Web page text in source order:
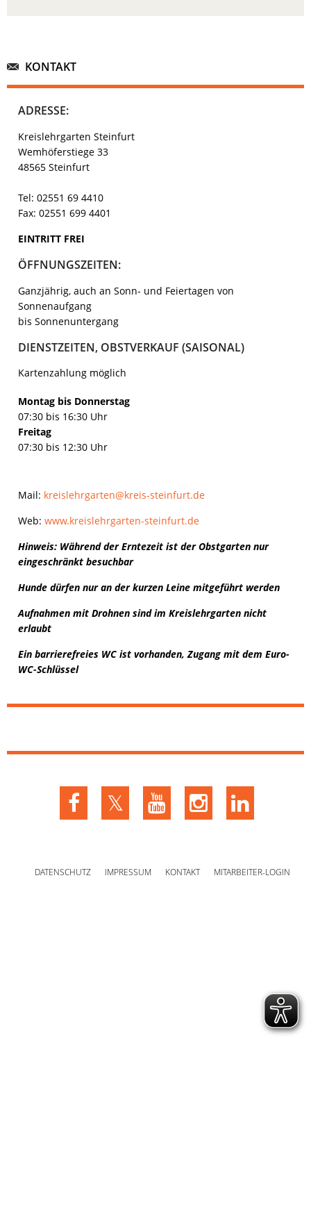
KONTAKT
ADRESSE:
Kreislehrgarten Steinfurt
Wemhöferstiege 33
48565 Steinfurt
Tel: 02551 69 4410
Fax: 02551 699 4401
EINTRITT FREI
ÖFFNUNGSZEITEN:
Ganzjährig, auch an Sonn- und Feiertagen von
Sonnenaufgang
bis Sonnenuntergang
DIENSTZEITEN, OBSTVERKAUF (SAISONAL)
Kartenzahlung möglich
Montag bis Donnerstag
07:30 bis 16:30 Uhr
Freitag
07:30 bis 12:30 Uhr
Mail: kreislehrgarten@kreis-steinfurt.de
Web: www.kreislehrgarten-steinfurt.de
Hinweis: Während der Erntezeit ist der Obstgarten nur
eingeschränkt besuchbar
Hunde dürfen nur an der kurzen Leine mitgeführt werden
Aufnahmen mit Drohnen sind im Kreislehrgarten nicht
erlaubt
Ein barrierefreies WC ist vorhanden, Zugang mit dem Euro-
WC-Schlüssel
DATENSCHUTZ IMPRESSUM KONTAKT MITARBEITER-LOGIN